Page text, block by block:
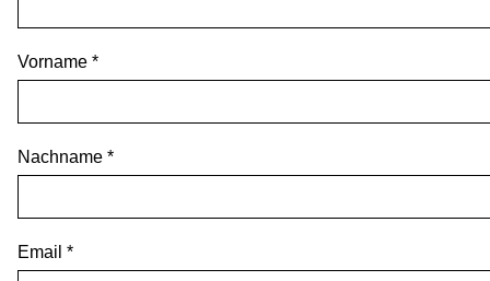
Vorname *
Nachname *
Email *